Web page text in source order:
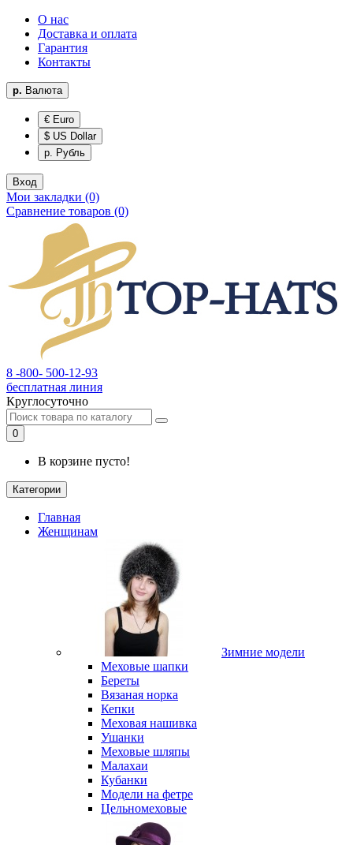
О нас
Доставка и оплата
Гарантия
Контакты
р. Валюта
€ Euro
$ US Dollar
р. Рубль
Вход
Мои закладки (0)
Сравнение товаров (0)
8 -800- 500-12-93
бесплатная линия
Круглосуточно
0
В корзине пусто!
Категории
Главная
Женщинам
Зимние модели
Меховые шапки
Береты
Вязаная норка
Кепки
Меховая нашивка
Ушанки
Меховые шляпы
Малахаи
Кубанки
Модели на фетре
Цельномеховые